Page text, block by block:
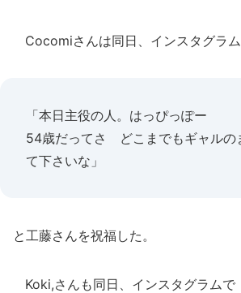
Cocomiさんは同日、インスタグラ
「本日主役の人。はっぴっぽー
54歳だってさ どこまでもギャルの
て下さいな」
と工藤さんを祝福した。
Koki,さんも同日、インスタグラム